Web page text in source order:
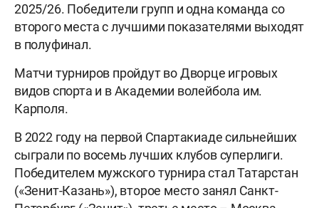
2025/26. Победители групп и одна команда со
второго места с лучшими показателями выходят
в полуфинал.
Матчи турниров пройдут во Дворце игровых
видов спорта и в Академии волейбола им.
Карполя.
В 2022 году на первой Спартакиаде сильнейших
сыграли по восемь лучших клубов суперлиги.
Победителем мужского турнира стал Татарстан
(«Зенит-Казань»), второе место занял Санкт-